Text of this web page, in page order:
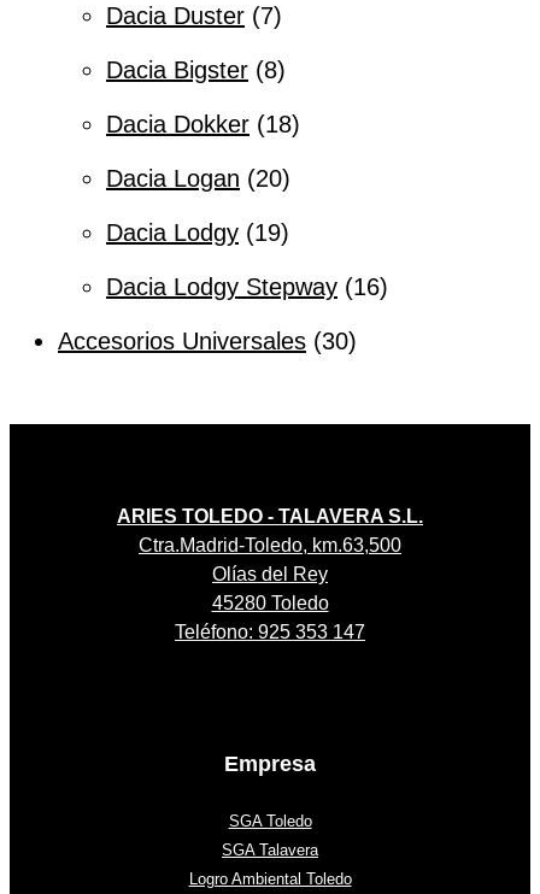
Dacia Duster 7
Dacia Bigster 8
Dacia Dokker 18
Dacia Logan 20
Dacia Lodgy 19
Dacia Lodgy Stepway 16
Accesorios Universales 30
ARIES TOLEDO - TALAVERA S.L.
Ctra.Madrid-Toledo, km.63,500
Olías del Rey
45280 Toledo
Teléfono: 925 353 147
Empresa
SGA Toledo
SGA Talavera
Logro Ambiental Toledo